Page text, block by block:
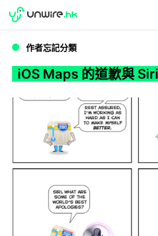
iOS Maps 的道歉與
WWDC 2026
作者忘記分類
iOS Maps 的道歉與